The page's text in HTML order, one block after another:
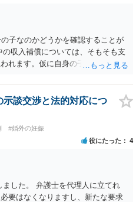
子なのかどうかを確認することが
収入補償については、そもそも支
れます。仮に自身の子であったと
とであれば、依頼をするかしない
護士に相談をされたほうが良いで
談交渉と法的対応につ
#婚外の妊娠
役にたった 4
した。 弁護士を代理人に立てれ
要はなくなりますし、新たな要求